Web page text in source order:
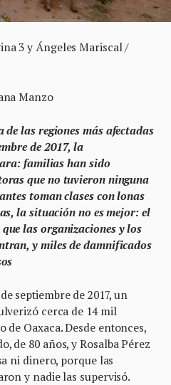
3 y Ángeles Mariscal /
Manzo
de las regiones más afectadas
de 2017, la
familias han sido
que no tuvieron ninguna
toman clases con lonas
la situación no es mejor: el
las organizaciones y los
y miles de damnificados
septiembre de 2017, un
cerca de 14 mil
Oaxaca. Desde entonces,
de 80 años, y Rosalba Pérez
ni dinero, porque las
y nadie las supervisó.